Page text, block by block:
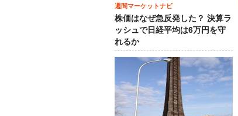
週間マーケットナビ
株価はなぜ急反発した？ 決算ラ
ッシュで日経平均は6万円を守
れるか